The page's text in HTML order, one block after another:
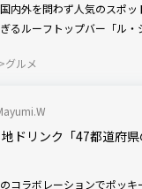
内外を問わず人気のスポ
るルーフトップバー「ル
レスコードは？etc. 行く前
グルメ
ドリンク「47都道府県
コラボレーションでポッ